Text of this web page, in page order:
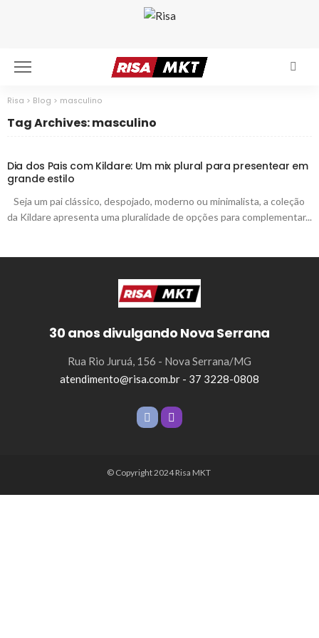
Risa > Blog > masculino
Tag Archives: masculino
Dia dos Pais com Kildare: Um mix plural para presentear em
grande estilo
Seja um pai clássico, despojado, moderno ou minimalista, a coleção
da Kildare apresenta uma pluralidade de opções para complementar...
30 anos divulgando Nova Serrana
Rua Rio Juruá, 156 - Nova Serrana/MG
atendimento@risa.com.br - 37 3228-0808
© Copyright 2024 Risa MKT